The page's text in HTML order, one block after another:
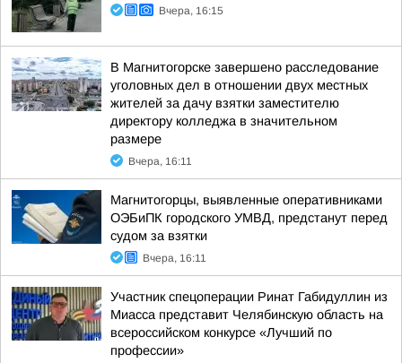
Вчера, 16:15
В Магнитогорске завершено расследование
уголовных дел в отношении двух местных
жителей за дачу взятки заместителю
директору колледжа в значительном
размере
Вчера, 16:11
Магнитогорцы, выявленные оперативниками
ОЭБиПК городского УМВД, предстанут перед
судом за взятки
Вчера, 16:11
Участник спецоперации Ринат Габидуллин из
Миасса представит Челябинскую область на
всероссийском конкурсе «Лучший по
профессии»